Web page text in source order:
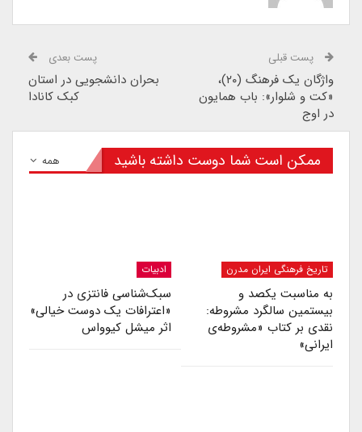
پست قبلی
واژگان یک فرهنگ (۲۰)،
«کت و شلوار»: باب همایون
در اوج
پست بعدی
بحران دانشجویی در استان
کبک کانادا
همه ممکن است شما دوست داشته باشید
تاریخ فرهنگی ایران مدرن
به مناسبت یکصد و
بیستمین سالگرد مشروطه:
نقدی بر کتاب «مشروطه‌ی
ایرانی»
ادبیات
سبک‌شناسی فانتزی در
«اعترافات یک دوست خیالی»
اثر میشل کیوواس